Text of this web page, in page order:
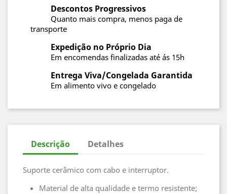
Descontos Progressivos
Quanto mais compra, menos paga de
transporte
Expedição no Próprio Dia
Em encomendas finalizadas até ás 15h
Entrega Viva/Congelada Garantida
Em alimento vivo e congelado
Descrição Detalhes
Suporte cerâmico com cabo e interruptor.
Material de alta qualidade e termo resistente;